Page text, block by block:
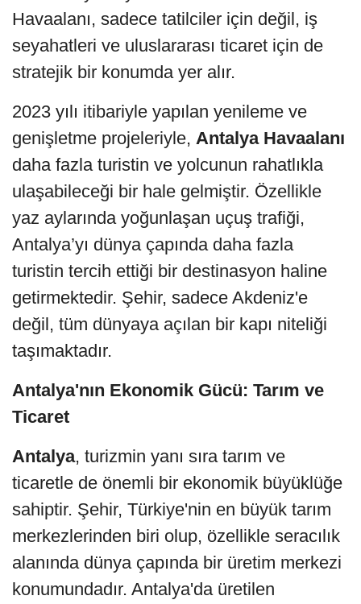
Havaalanı, sadece tatilciler için değil, iş
seyahatleri ve uluslararası ticaret için de
stratejik bir konumda yer alır.
2023 yılı itibariyle yapılan yenileme ve
genişletme projeleriyle, Antalya Havaalanı
daha fazla turistin ve yolcunun rahatlıkla
ulaşabileceği bir hale gelmiştir. Özellikle
yaz aylarında yoğunlaşan uçuş trafiği,
Antalya’yı dünya çapında daha fazla
turistin tercih ettiği bir destinasyon haline
getirmektedir. Şehir, sadece Akdeniz'e
değil, tüm dünyaya açılan bir kapı niteliği
taşımaktadır.
Antalya'nın Ekonomik Gücü: Tarım ve
Ticaret
Antalya, turizmin yanı sıra tarım ve
ticaretle de önemli bir ekonomik büyüklüğe
sahiptir. Şehir, Türkiye'nin en büyük tarım
merkezlerinden biri olup, özellikle seracılık
alanında dünya çapında bir üretim merkezi
konumundadır. Antalya'da üretilen